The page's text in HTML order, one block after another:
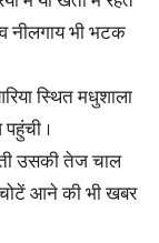
नीलगाय भी भटक
स्थित मधुशाला
।
उसकी तेज चाल
आने की भी खबर